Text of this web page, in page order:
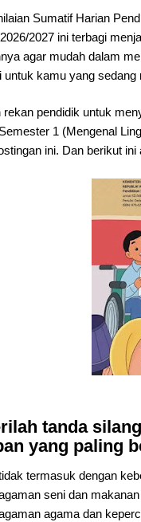
Sumatif Harian
2027 ini terbagi
agar mudah dalam
untuk kamu yang
rekan pendidik untuk
1 (Mengenal
ini. Dan berikut ini
tanda
yang paling
termasuk dengan
seni dan makanan
agama dan